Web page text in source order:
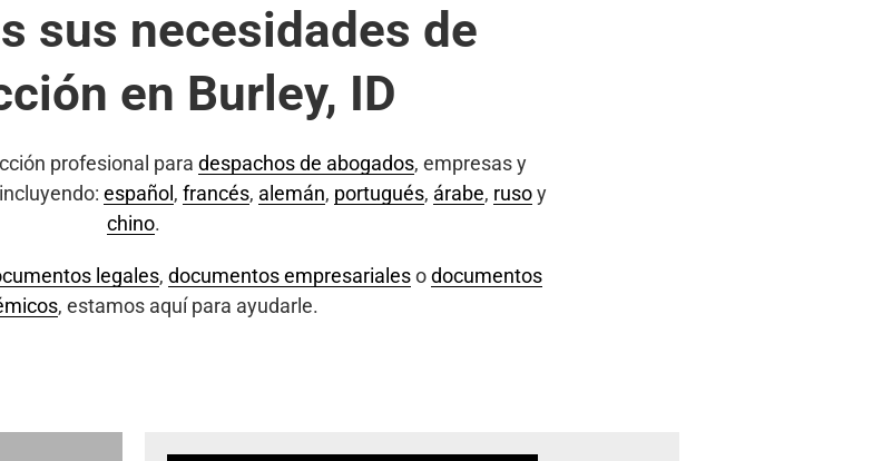
sus necesidades de
en Burley, ID
profesional para despachos de abogados, empresas y
español , francés, alemán, portugués, árabe, rusoy
chino.
legales, documentos empresarialesodocumentos
, estamos aquí para ayudarle.